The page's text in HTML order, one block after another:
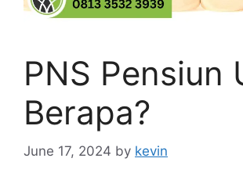
PNS Pensiun
Berapa?
June 17, 2024 by kevin